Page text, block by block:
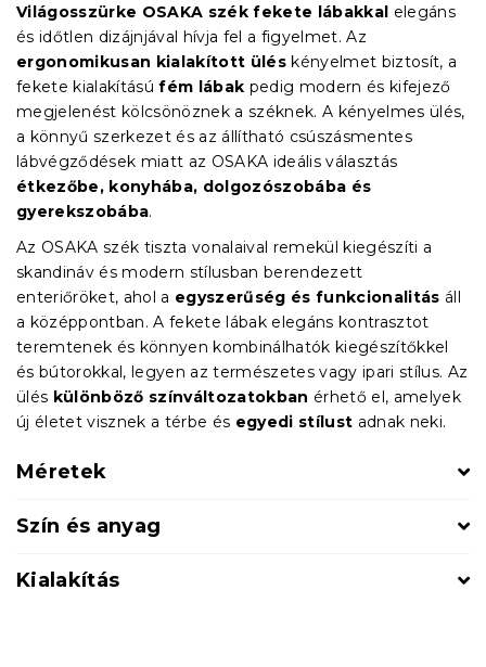
Világosszürke OSAKA szék fekete lábakkal elegáns
és időtlen dizájnjával hívja fel a figyelmet. Az
ergonomikusan kialakított ülés kényelmet biztosít, a
fekete kialakításúfém lábak pedig modern és kifejező
megjelenést kölcsönöznek a széknek. A kényelmes ülés,
a könnyű szerkezet és az állítható csúszásmentes
lábvégződések miatt az OSAKA ideális választás
étkezőbe, konyhába, dolgozószobába és
gyerekszobába.
Az OSAKA szék tiszta vonalaival remekül kiegészíti a
skandináv és modern stílusban berendezett
enteriőröket, ahol a egyszerűség és funkcionalitás áll
a középpontban. A fekete lábak elegáns kontrasztot
teremtenek és könnyen kombinálhatók kiegészítőkkel
és bútorokkal, legyen az természetes vagy ipari stílus. Az
ülés különböző színváltozatokban érhető el, amelyek
új életet visznek a térbe és egyedi stílust adnak neki.
Méretek
Szín és anyag
Kialakítás